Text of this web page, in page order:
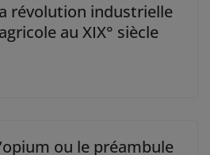
révolution industrielle
au XIX° siècle
ou le préambule